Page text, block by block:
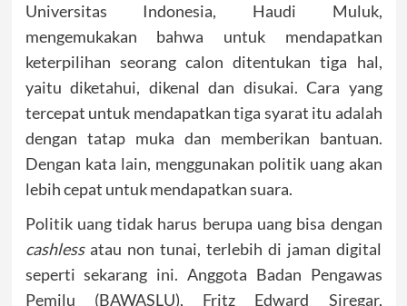
Universitas Indonesia, Haudi Muluk,
mengemukakan bahwa untuk mendapatkan
keterpilihan seorang calon ditentukan tiga hal,
yaitu diketahui, dikenal dan disukai. Cara yang
tercepat untuk mendapatkan tiga syarat itu adalah
dengan tatap muka dan memberikan bantuan.
Dengan kata lain, menggunakan politik uang akan
lebih cepat untuk mendapatkan suara.
Politik uang tidak harus berupa uang bisa dengan
cashlessatau non tunai, terlebih di jaman digital
seperti sekarang ini. Anggota Badan Pengawas
Pemilu (BAWASLU), Fritz Edward Siregar,